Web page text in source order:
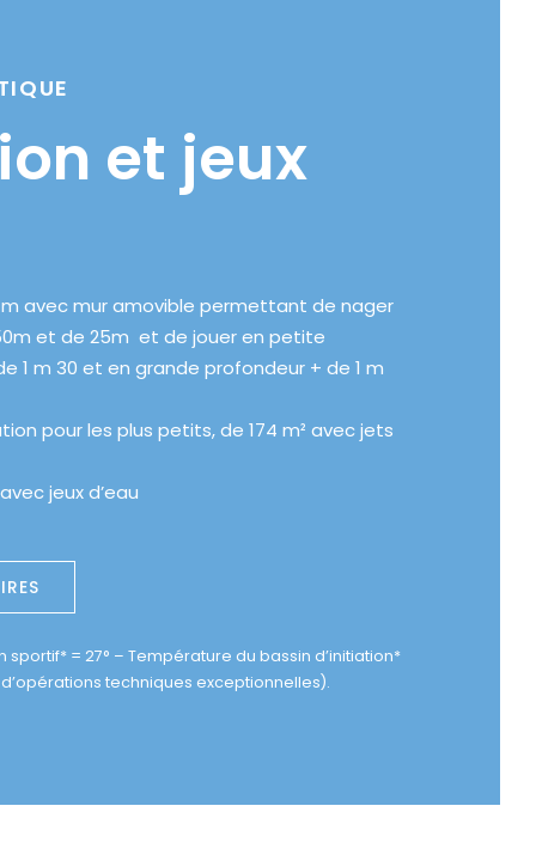
et jeux
m avec mur amovible permettant de nager
et de 25m et de jouer en petite
1 m 30 et en grande profondeur + de 1 m
pour les plus petits, de 174 m² avec jets
jeux d’eau
= 27° – Température du bassin d’initiation*
techniques exceptionnelles).